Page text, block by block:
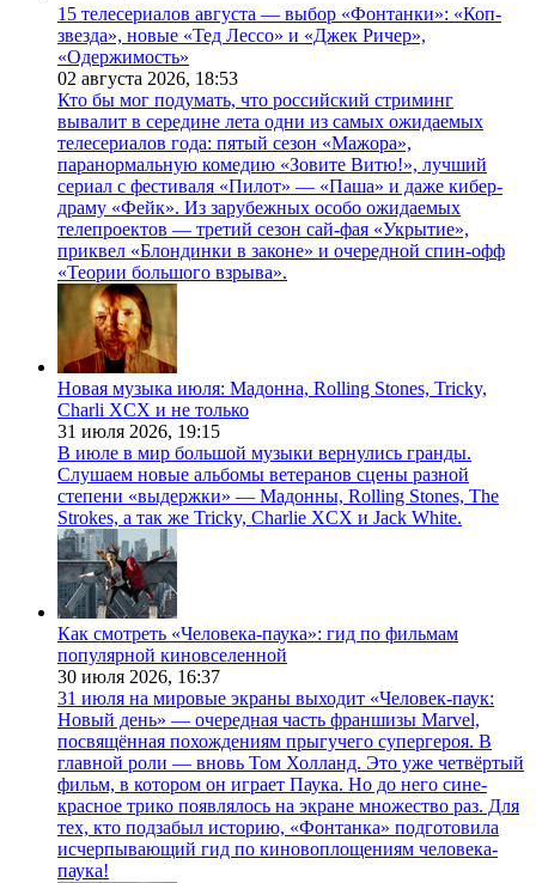
15 телесериалов августа — выбор «Фонтанки»: «Коп-
звезда», новые «Тед Лессо» и «Джек Ричер»,
«Одержимость»
02 августа 2026, 18:53
Кто бы мог подумать, что российский стриминг
вывалит в середине лета одни из самых ожидаемых
телесериалов года: пятый сезон «Мажора»,
паранормальную комедию «Зовите Витю!», лучший
сериал с фестиваля «Пилот» — «Паша» и даже кибер-
драму «Фейк». Из зарубежных особо ожидаемых
телепроектов — третий сезон сай-фая «Укрытие»,
приквел «Блондинки в законе» и очередной спин-офф
«Теории большого взрыва».
Новая музыка июля: Мадонна, Rolling Stones, Tricky,
Charli XCX и не только
31 июля 2026, 19:15
В июле в мир большой музыки вернулись гранды.
Слушаем новые альбомы ветеранов сцены разной
степени «выдержки» — Мадонны, Rolling Stones, The
Strokes, а так же Tricky, Charlie XCX и Jack White.
Как смотреть «Человека-паука»: гид по фильмам
популярной киновселенной
30 июля 2026, 16:37
31 июля на мировые экраны выходит «Человек-паук:
Новый день» — очередная часть франшизы Marvel,
посвящённая похождениям прыгучего супергероя. В
главной роли — вновь Том Холланд. Это уже четвёртый
фильм, в котором он играет Паука. Но до него сине-
красное трико появлялось на экране множество раз. Для
тех, кто подзабыл историю, «Фонтанка» подготовила
исчерпывающий гид по киновоплощениям человека-
паука!